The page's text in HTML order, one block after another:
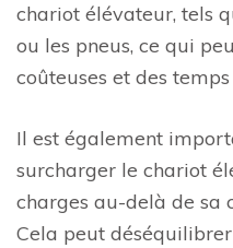
chariot élévateur, tels
ou les pneus, ce qui
coûteuses et des
Il est également
surcharger le chariot
charges au-delà de sa
Cela peut